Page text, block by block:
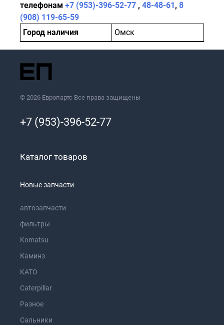
телефонам +7 (953)-396-52-77 , 48-48-61, 8
(908) 119-65-59
Город наличия
Омск
© 2026 Европартс Все права защищены
+7 (953)-396-52-77
Каталог товаров
Новые запчасти
автозапчасти
фильтры
Komatsu
Каминз
KATO
Caterpillar
Разное
Сальники